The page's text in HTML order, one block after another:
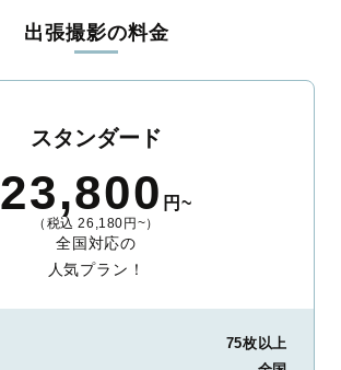
出張撮影の料金
スタンダード
23,800 円~
（税込 26,180円~）
全国対応の
人気プラン！
75枚以上